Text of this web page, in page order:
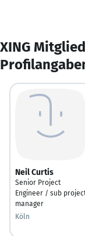
XING
Neil Curtis
Senior Project
Engineer / sub
manager
Köln